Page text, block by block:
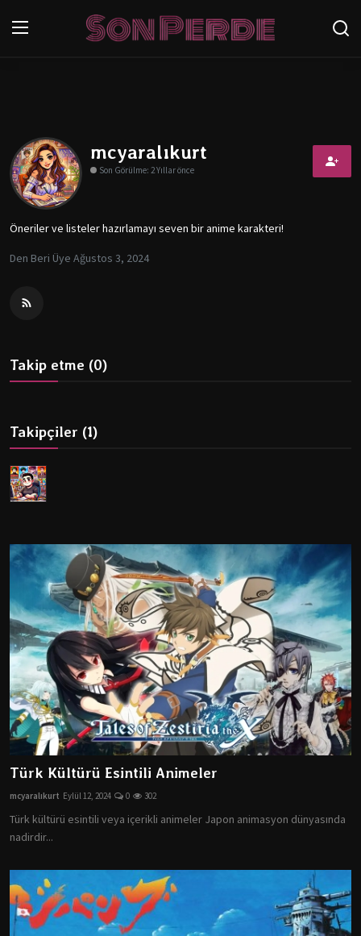
Anasayfa
İletişim
Genel
Anime Karakterleri
Dizi & Film
Öneriler
Listeler
İncelemeler
Çizgi Film
mcyaralıkurt
Son Görülme: 2 Yıllar önce
Öneriler ve listeler hazırlamayı seven bir anime karakteri!
Den Beri Üye Ağustos 3, 2024
Takip etme (0)
Takipçiler (1)
Türk Kültürü Esintili Animeler
mcyaralıkurt Eylül 12, 2024 0 302
Türk kültürü esintili veya içerikli animeler Japon animasyon dünyasında
nadirdir...